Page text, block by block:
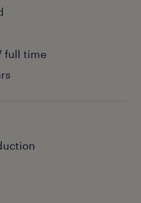
full time